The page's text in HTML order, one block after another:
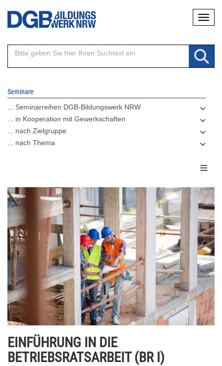
Direkt
Inhalt
Seminare
... Seminarreihen DGB-Bildungswerk NRW
... in Kooperation mit Gewerkschaften
... nach Zielgruppe
... nach Thema
EINFÜHRUNG IN DIE
BETRIEBSRATSARBEIT (BR I)